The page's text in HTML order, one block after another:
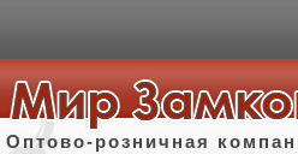
Оптово-розничная